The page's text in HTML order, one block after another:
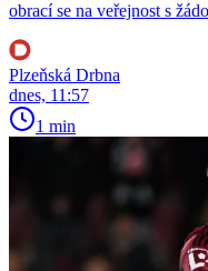
obrací se na veřejnost s
Plzeňská Drbna
dnes, 11:57
1 min